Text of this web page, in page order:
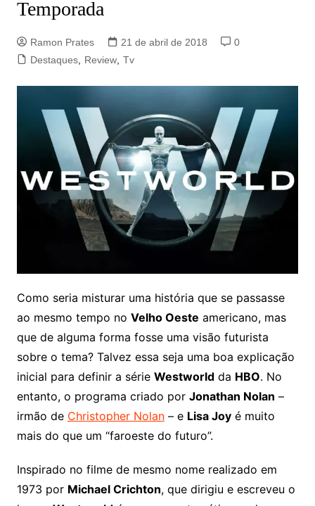
Temporada
Ramon Prates 21 de abril de 2018
0
Destaques, Review, Tv
Como seria misturar uma história que se passasse
ao mesmo tempo no Velho Oeste americano, mas
que de alguma forma fosse uma visão futurista
sobre o tema? Talvez essa seja uma boa explicação
inicial para definir a série Westworldda HBO. No
entanto, o programa criado por Jonathan Nolan –
irmão de Christopher Nolan– e Lisa Joyé muito
mais do que um “faroeste do futuro”.
Inspirado no filme de mesmo nome realizado em
1973 por Michael Crichton, que dirigiu e escreveu o